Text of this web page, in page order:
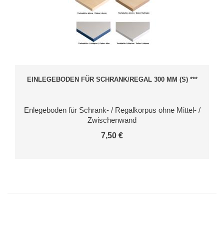
EINLEGEBODEN FÜR SCHRANK/REGAL 300 MM (S) ***
Enlegeboden für Schrank- / Regalkorpus ohne Mittel- /
Zwischenwand
7,50 €